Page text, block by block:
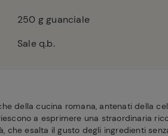
250 g guanciale
Sale q.b.
della cucina romana, antenati della
a esprimere una straordinaria
esalta il gusto degli ingredienti